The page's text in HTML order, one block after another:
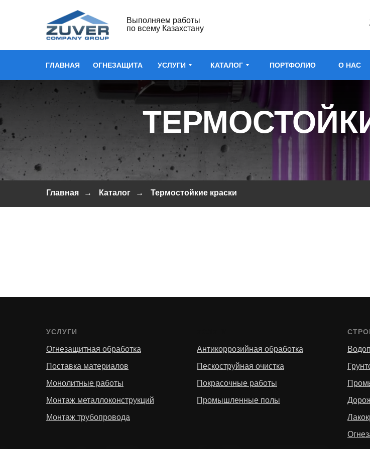
Выполняем работы
по всему Казахстану
ГЛАВНАЯ УСЛУГИ
ОГНЕЗАЩИТА ПОРТФОЛИО О НАС
КАТАЛОГ
Главная → Каталог → Термостойкие краски
УСЛУГИ
Огнезащитная обработка
Поставка материалов
Монолитные работы
Монтаж металлоконструкций
Монтаж трубопровода
Антикоррозийная обработка
Пескоструйная очистка
Покрасочные работы
Промышленные полы